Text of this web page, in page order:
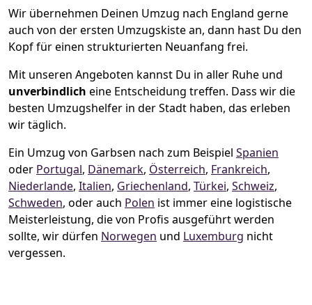
Wir übernehmen Deinen Umzug nach England gerne
auch von der ersten Umzugskiste an, dann hast Du den
Kopf für einen strukturierten Neuanfang frei.
Mit unseren Angeboten kannst Du in aller Ruhe und
unverbindlich eine Entscheidung treffen. Dass wir die
besten Umzugshelfer in der Stadt haben, das erleben
wir täglich.
Ein Umzug von Garbsen nach zum Beispiel Spanien
oder Portugal, Dänemark, Österreich, Frankreich,
Niederlande, Italien, Griechenland, Türkei, Schweiz,
Schweden, oder auch Polen ist immer eine logistische
Meisterleistung, die von Profis ausgeführt werden
sollte, wir dürfen Norwegen und Luxemburg nicht
vergessen.